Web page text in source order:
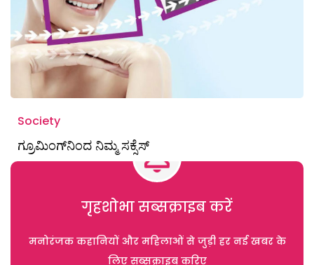
Society
ಗ್ರೂಮಿಂಗ್‌ನಿಂದ ನಿಮ್ಮ ಸಕ್ಸೆಸ್‌
गृहशोभा सब्सक्राइब करें
मनोरंजक कहानियों और महिलाओं से जुड़ी हर नई खबर के
लिए सब्सक्राइब करिए